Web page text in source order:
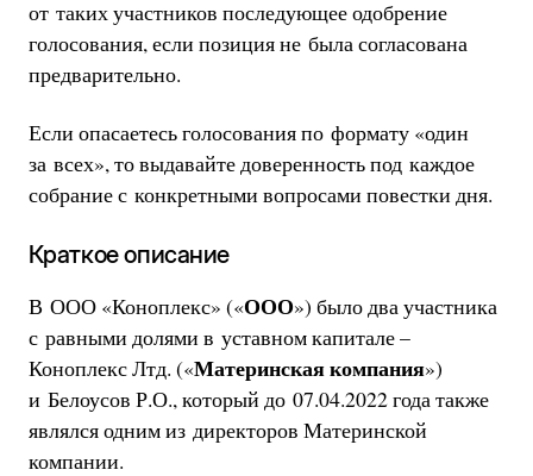
от таких участников последующее одобрение
голосования, если позиция не была согласована
предварительно.
Если опасаетесь голосования по формату «один
за всех», то выдавайте доверенность под каждое
собрание с конкретными вопросами повестки дня.
Краткое описание
В ООО «Коноплекс» («ООО») было два участника
с равными долями в уставном капитале –
Коноплекс Лтд. («Материнская компания»)
и Белоусов Р.О., который до 07.04.2022 года также
являлся одним из директоров Материнской
компании.